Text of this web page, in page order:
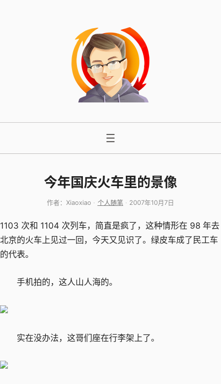
今年国庆火车里的景像
作者： Xiaoxiao 个人随笔 2007年10月7日
1103 次和 1104 次列车，简直是疯了，这种情形在 98 年去
北京的火车上见过一回，今天又见识了。绿皮车成了民工车
的代表。
手机拍的，这人山人海的。
实在没办法，这哥们座在行李架上了。